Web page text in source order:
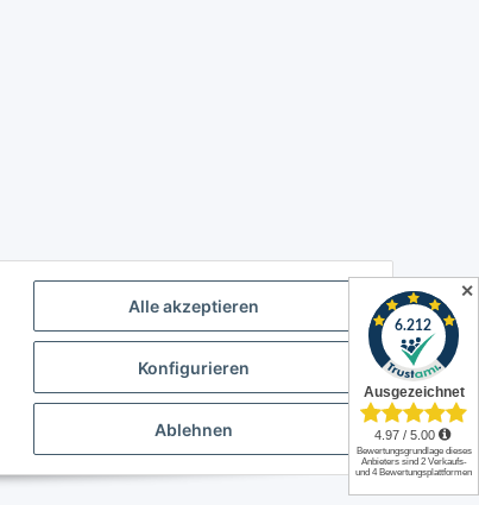
Alle akzeptieren
Konfigurieren
Ablehnen
JTL-Shop
✕